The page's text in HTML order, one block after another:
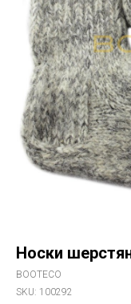
Носки
BOOTECO
SKU: 100292